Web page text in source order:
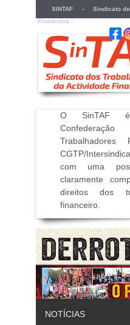
SINTAF - Sindicato dos
Financeira -
-
O SinTAF
Trabalhadores
CGTP/
com uma
claramente
direitos dos
financeiro.
NOTÍCIAS